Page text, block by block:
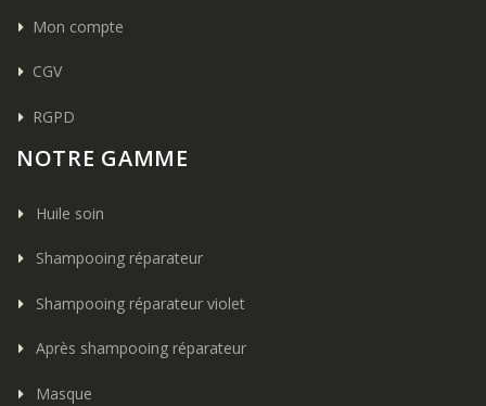
Mon compte
CGV
RGPD
NOTRE GAMME
Huile soin
Shampooing réparateur
Shampooing réparateur violet
Après shampooing réparateur
Masque